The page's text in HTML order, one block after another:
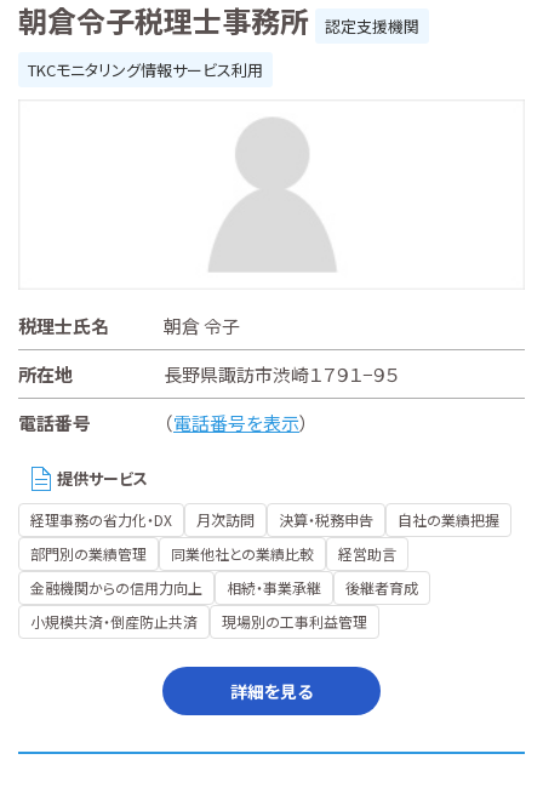
朝倉令子税理士事務所
認定支援機関
TKCモニタリング情報サービス利用
税理士氏名
朝倉 令子
所在地
長野県諏訪市渋崎１７９１−９５
電話番号
（電話番号を表示）
提供サービス
経理事務の省力化・DX 月次訪問 決算・税務申告
自社の業績把握
部門別の業績管理
同業他社との業績比較
経営助言
金融機関からの信用力向上
相続・事業承継
後継者育成
小規模共済・倒産防止共済
現場別の工事利益管理
詳細を見る